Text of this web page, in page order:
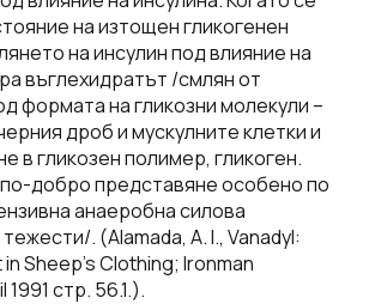
на изтощен гликогенен
на инсулин под влияние на
въглехидратът /смлян от
формата на гликозни молекули –
дроб и мускулните клетки и
в гликозен полимер, гликоген.
добро представяне особено по
анаеробна силова
. (Alamada, A. I., Vanadyl:
Sheep’s Clothing; Ironman
стр. 56.1.).